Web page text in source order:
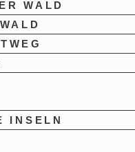
WALD
INSELN